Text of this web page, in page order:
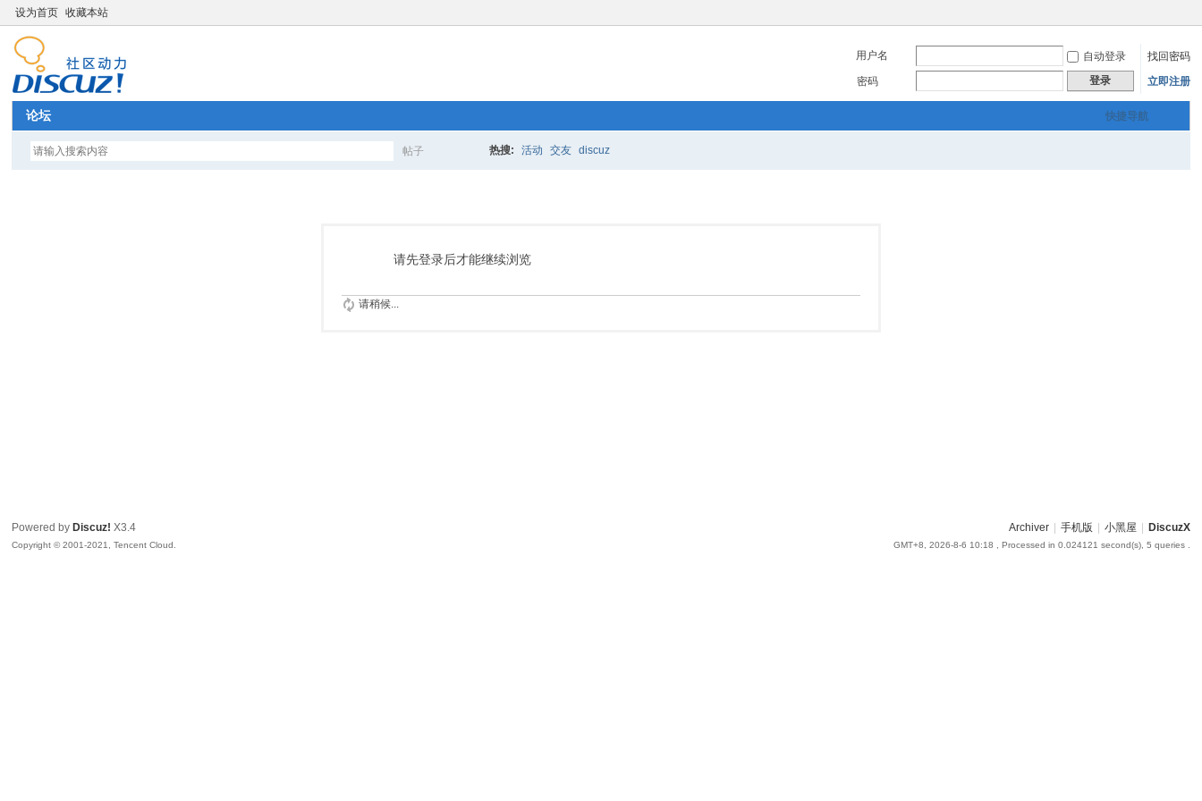
设为首页 收藏本站
用户名 自动登录
找回密码
密码
登录 立即注册
快捷导航
论坛
帖子
索
热搜: 活动 交友 discuz
请先登录后才能继续浏览
请稍候...
Archiver 手机版 小黑屋 DiscuzX
GMT+8, 2026-8-6 10:18 , Processed in 0.024121 second(s), 5 queries .
Powered by Discuz! X3.4
Copyright © 2001-2021, Tencent Cloud.